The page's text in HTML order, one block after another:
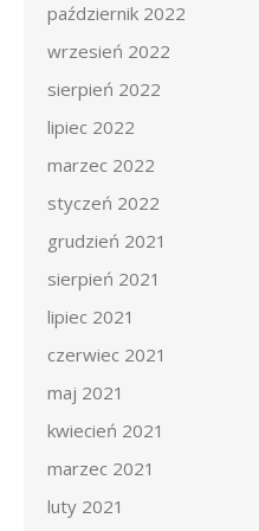
październik 2022
wrzesień 2022
sierpień 2022
lipiec 2022
marzec 2022
styczeń 2022
grudzień 2021
sierpień 2021
lipiec 2021
czerwiec 2021
maj 2021
kwiecień 2021
marzec 2021
luty 2021